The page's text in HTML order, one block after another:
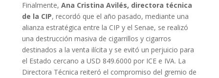
Finalmente, Ana Cristina Avilés, directora técnica
de la CIP, recordó que el año pasado, mediante una
alianza estratégica entre la CIP y el Senae, se realizó
una destrucción masiva de cigarrillos y cigarros
destinados a la venta ilícita y se evitó un perjuicio para
el Estado cercano a USD 849.6000 por ICE e IVA. La
Directora Técnica reiteró el compromiso del gremio de